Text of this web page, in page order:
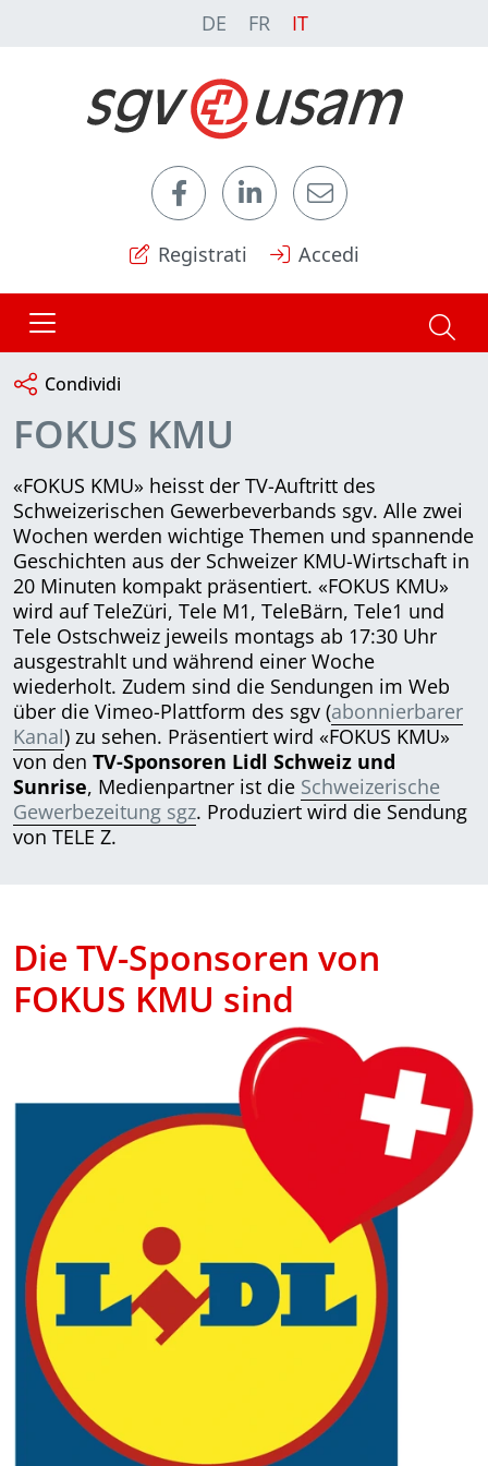
DE FR IT
Registrati Accedi
Condividi
FOKUS KMU
«FOKUS KMU» heisst der TV-Auftritt des
Schweizerischen Gewerbeverbands sgv. Alle zwei
Wochen werden wichtige Themen und spannende
Geschichten aus der Schweizer KMU-Wirtschaft in
20 Minuten kompakt präsentiert. «FOKUS KMU»
wird auf TeleZüri, Tele M1, TeleBärn, Tele1 und
Tele Ostschweiz jeweils montags ab 17:30 Uhr
ausgestrahlt und während einer Woche
wiederholt. Zudem sind die Sendungen im Web
über die Vimeo-Plattform des sgv (abonnierbarer
Kanal) zu sehen. Präsentiert wird «FOKUS KMU»
von den TV-Sponsoren Lidl Schweiz und
Sunrise, Medienpartner ist die Schweizerische
Gewerbezeitung sgz. Produziert wird die Sendung
von TELE Z.
Die TV-Sponsoren von
FOKUS KMU sind